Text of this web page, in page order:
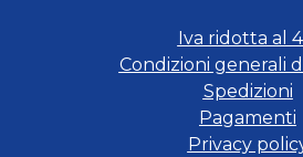
Iva ridotta al
Condizioni generali
Spedizioni
Pagamenti
Privacy